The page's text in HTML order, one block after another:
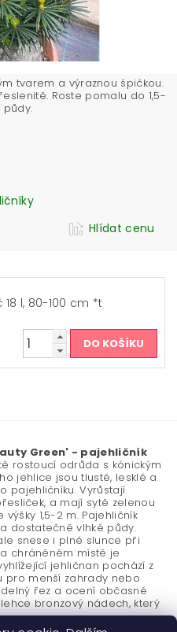
tvarem a výraznou špičkou.
Roste pomalu do 1,5-
Hlídat cenu
l, 80-100 cm *t
Green' - pajehličník
rostoucí odrůda s kónickým
jehlice jsou tlusté, lesklé a
pajehličníku. Vyrůstají
a mají sytě zelenou
1,5-2 m. Pajehličník
dostatečně vlhké půdy.
snese i plné slunce při
chráněném místě je
jehličnan pochází z
pro menší zahrady nebo
řez a ocení občasné
bronzový nádech, který